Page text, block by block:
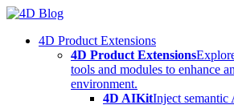
Skip
content4D Product Extensions
4D Product Extensions
tools and modules to enhance
environment.
4D AIKitInject semantic